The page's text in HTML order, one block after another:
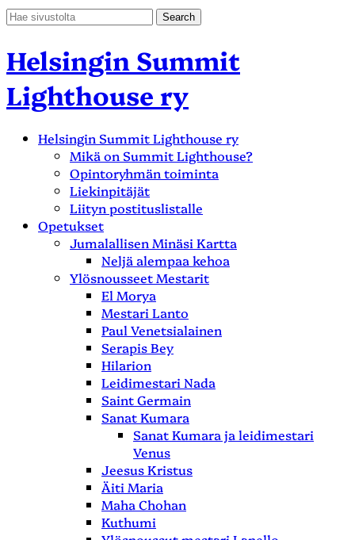
Helsingin Summit
Lighthouse ry
Helsingin Summit Lighthouse ry
Mikä on Summit Lighthouse?
Opintoryhmän toiminta
Liekinpitäjät
Liityn postituslistalle
Opetukset
Jumalallisen Minäsi Kartta
Neljä alempaa kehoa
Ylösnousseet Mestarit
El Morya
Mestari Lanto
Paul Venetsialainen
Serapis Bey
Hilarion
Leidimestari Nada
Saint Germain
Sanat Kumara
Sanat Kumara ja leidimestari
Venus
Jeesus Kristus
Äiti Maria
Maha Chohan
Kuthumi